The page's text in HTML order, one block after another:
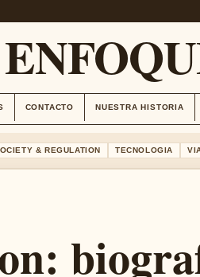
CONTACTO NUESTRA HISTORIA
& REGULATION TECNOLOGIA